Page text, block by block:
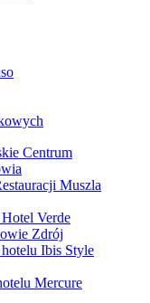
Centrum
Muszla
Verde
Zdrój
Ibis Style
Mercure